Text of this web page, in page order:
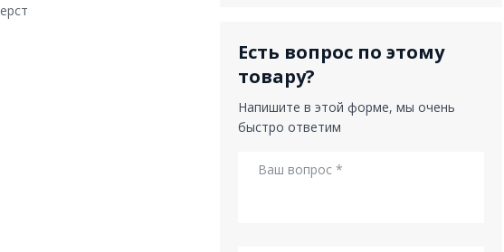
Есть вопрос по этому
товару?
Напишите в этой форме, мы очень
быстро ответим